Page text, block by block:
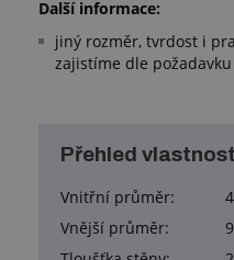
Další informace:
jiný rozměr, tvrdost i
zajistíme dle požadavku
Přehled
Vnitřní průměr:
Vnější průměr: